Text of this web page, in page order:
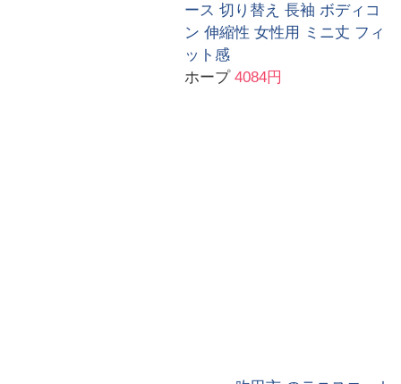
ース 切り替え 長袖 ボディコ
ン 伸縮性 女性用 ミニ丈 フィ
ット感
ホープ 4084円